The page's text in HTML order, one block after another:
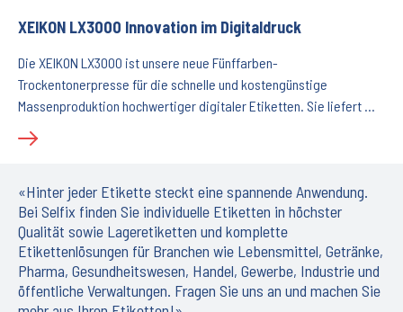
XEIKON LX3000 Innovation im Digitaldruck
Die XEIKON LX3000 ist unsere neue Fünffarben-
Trockentonerpresse für die schnelle und kostengünstige
Massenproduktion hochwertiger digitaler Etiketten. Sie liefert …
«Hinter jeder Etikette steckt eine spannende Anwendung.
Bei Selfix finden Sie individuelle Etiketten in höchster
Qualität sowie Lageretiketten und komplette
Etikettenlösungen für Branchen wie Lebensmittel, Getränke,
Pharma, Gesundheitswesen, Handel, Gewerbe, Industrie und
öffentliche Verwaltungen. Fragen Sie uns an und machen Sie